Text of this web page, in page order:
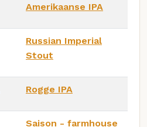
Amerikaanse IPA
Russian Imperial
Stout
Rogge IPA
Saison - farmhouse